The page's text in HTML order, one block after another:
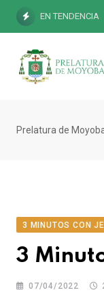
EN TENDENCIA
Prelatura de
3 MINUTOS CON
3
07/04/2022